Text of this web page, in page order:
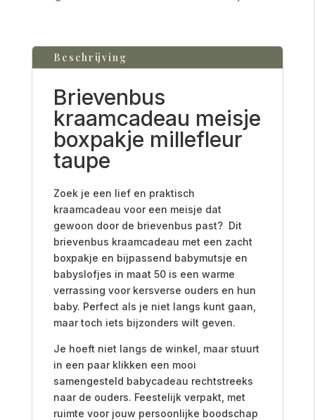
Beschrijving
Brievenbus
kraamcadeau meisje
boxpakje millefleur
taupe
Zoek je een lief en praktisch
kraamcadeau voor een meisje dat
gewoon door de brievenbus past? Dit
brievenbus kraamcadeau met een zacht
boxpakje en bijpassend babymutsje en
babyslofjes in maat 50 is een warme
verrassing voor kersverse ouders en hun
baby. Perfect als je niet langs kunt gaan,
maar toch iets bijzonders wilt geven.
Je hoeft niet langs de winkel, maar stuurt
in een paar klikken een mooi
samengesteld babycadeau rechtstreeks
naar de ouders. Feestelijk verpakt, met
ruimte voor jouw persoonlijke boodschap